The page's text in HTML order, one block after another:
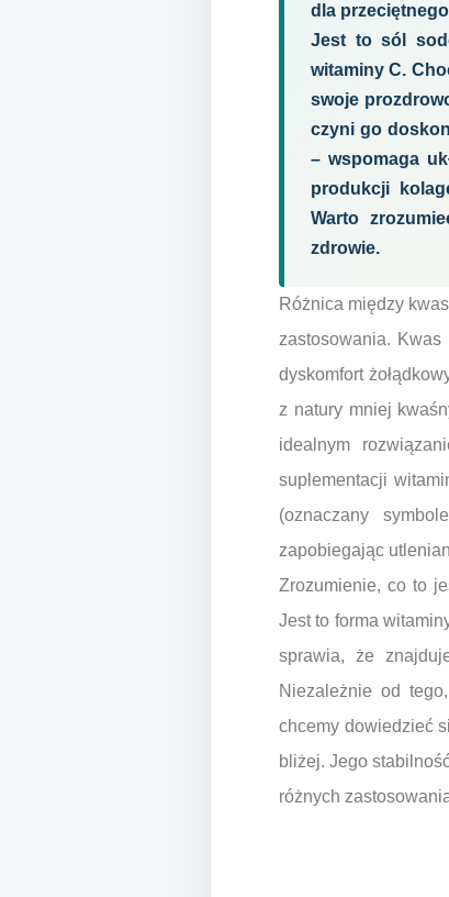
dla
Jest to sól
witaminy C.
swoje
czyni go
– wspomaga
produkcji
Warto
zdrowie.
Różnica między
zastosowania. Kwas
dyskomfort
z natury mniej
idealnym
suplementacji
(oznaczany
zapobiegając
Zrozumienie, co to
Jest to forma
sprawia, że
Niezależnie od
chcemy dowiedzieć
bliżej. Jego
różnych